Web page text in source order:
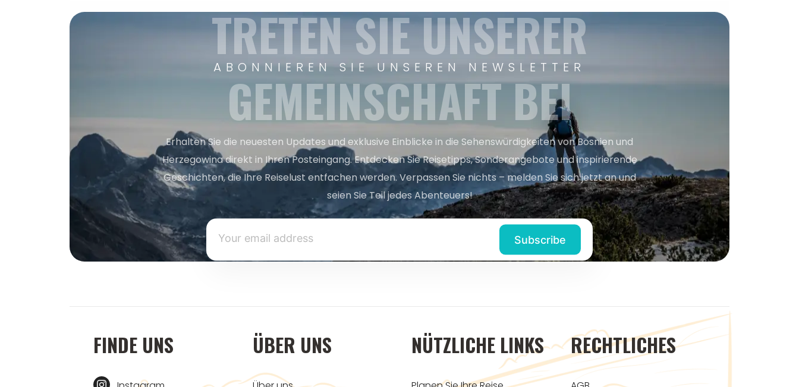
ABONNIEREN SIE UNSEREN NEWSLETTER
TRETEN SIE UNSERER
GEMEINSCHAFT BEI
Erhalten Sie die neuesten Updates und exklusive Einblicke in die Sehenswürdigkeiten von Bosnien und
Herzegowina direkt in Ihren Posteingang. Entdecken Sie Reisetipps, Sonderangebote und inspirierende
Geschichten, die Ihre Reiselust entfachen werden. Verpassen Sie nichts – melden Sie sich jetzt an und
seien Sie Teil jedes Abenteuers!
FINDE UNS ÜBER UNS NÜTZLICHE LINKS RECHTLICHES